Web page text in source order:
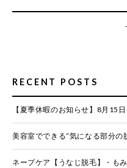
RECENT POSTS
【夏季休暇のお知らせ】8月15
美容室でできる“気になる部分の
ネープケア【うなじ脱毛】・も